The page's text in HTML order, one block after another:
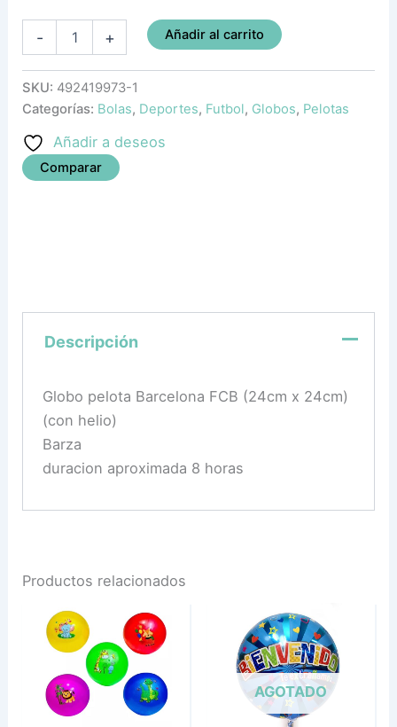
- + Añadir al carrito
SKU: 492419973-1
Categorías: Bolas, Deportes, Futbol, Globos, Pelotas
Añadir a deseos
Comparar
Descripción
Globo pelota Barcelona FCB (24cm x 24cm)
(con helio)
Barza
duracion aproximada 8 horas
Productos relacionados
AGOTADO